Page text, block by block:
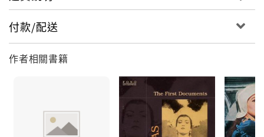
付款/配送
作者相關書籍